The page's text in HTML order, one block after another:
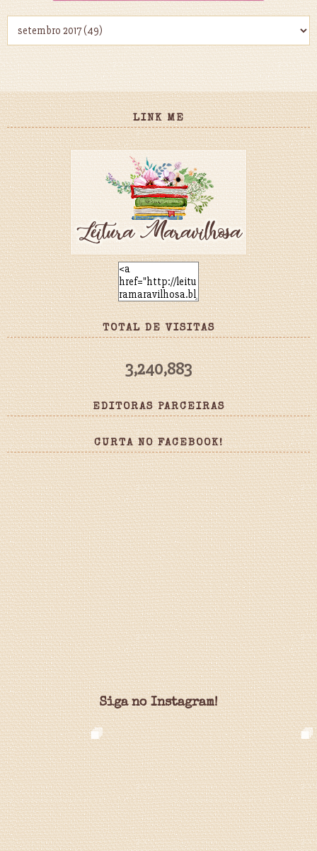
LINK ME
TOTAL DE VISITAS
3,240,883
EDITORAS PARCEIRAS
CURTA NO FACEBOOK!
Siga no Instagram!